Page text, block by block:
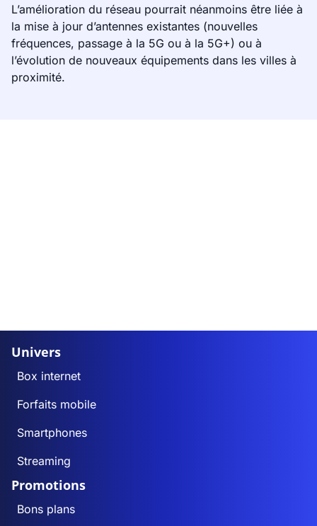
L’amélioration du réseau pourrait néanmoins être liée à
la mise à jour d’antennes existantes (nouvelles
fréquences, passage à la 5G ou à la 5G+) ou à
l’évolution de nouveaux équipements dans les villes à
proximité.
Univers
Box internet
Forfaits mobile
Smartphones
Streaming
Promotions
Bons plans